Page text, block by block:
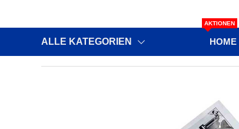
ALLE KATEGORIEN HOME
AKTIONEN